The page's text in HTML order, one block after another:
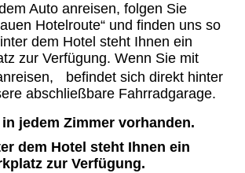
Auto anreisen, folgen Sie
Hotelroute“ und finden uns so
dem Hotel steht Ihnen ein
zur Verfügung. Wenn Sie mit
befindet sich direkt hinter
abschließbare Fahrradgarage.
jedem Zimmer vorhanden.
dem Hotel steht Ihnen ein
zur Verfügung.